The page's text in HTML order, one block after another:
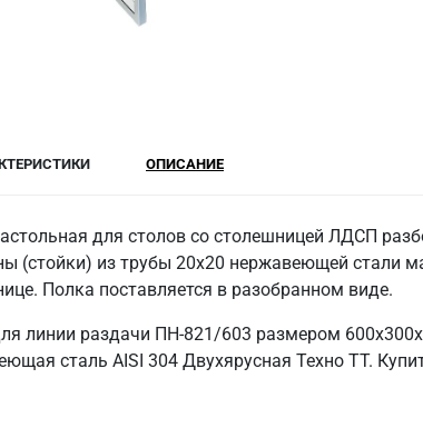
ОПИСАНИЕ
для столов со столешницей ЛДСП
(стойки) из трубы 20х20 нержавеющей стали
Полка поставляется в разобранном виде.
линии раздачи ПН-821/603 размером
сталь AISI 304 Двухярусная Техно ТТ.